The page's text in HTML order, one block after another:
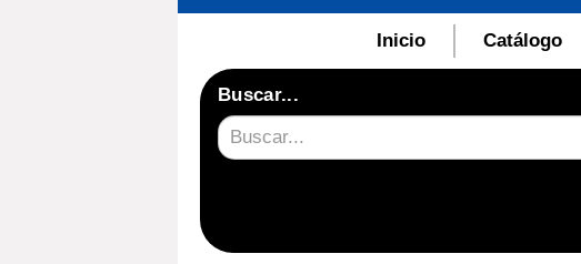
Inicio Catálogo
Buscar...